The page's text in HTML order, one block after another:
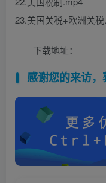
23.美国关税+欧洲关
下载地址：
感谢您的来访，